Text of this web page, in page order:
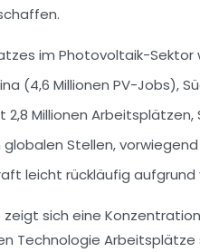
im Photovoltaik-Sektor
(4,6 Millionen PV-Jobs),
Millionen Arbeitsplätzen,
Stellen,
leicht rückläufig
sich eine
Technologie